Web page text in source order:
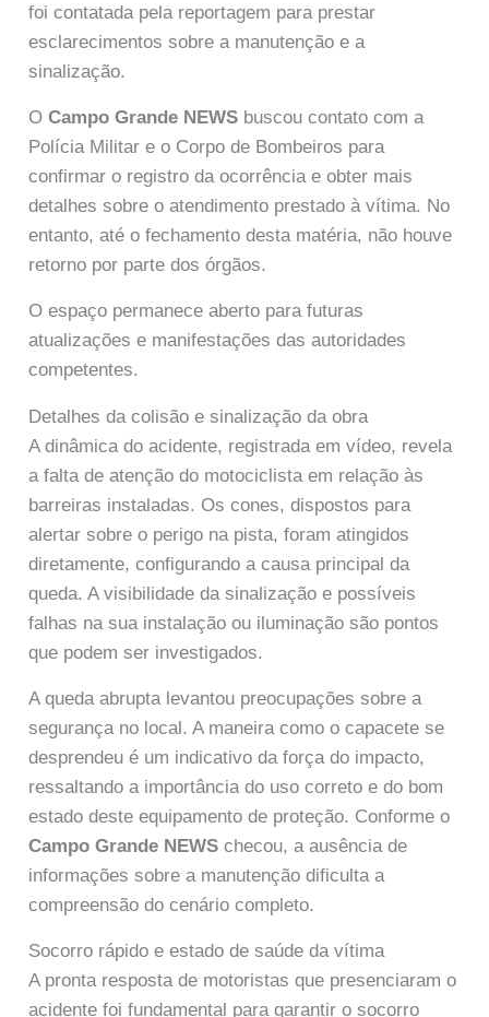
foi contatada pela reportagem para prestar
esclarecimentos sobre a manutenção e a
sinalização.
OCampo Grande NEWS buscou contato com a
Polícia Militar e o Corpo de Bombeiros para
confirmar o registro da ocorrência e obter mais
detalhes sobre o atendimento prestado à vítima. No
entanto, até o fechamento desta matéria, não houve
retorno por parte dos órgãos.
O espaço permanece aberto para futuras
atualizações e manifestações das autoridades
competentes.
Detalhes da colisão e sinalização da obra
A dinâmica do acidente, registrada em vídeo, revela
a falta de atenção do motociclista em relação às
barreiras instaladas. Os cones, dispostos para
alertar sobre o perigo na pista, foram atingidos
diretamente, configurando a causa principal da
queda. A visibilidade da sinalização e possíveis
falhas na sua instalação ou iluminação são pontos
que podem ser investigados.
A queda abrupta levantou preocupações sobre a
segurança no local. A maneira como o capacete se
desprendeu é um indicativo da força do impacto,
ressaltando a importância do uso correto e do bom
estado deste equipamento de proteção. Conforme o
Campo Grande NEWS checou, a ausência de
informações sobre a manutenção dificulta a
compreensão do cenário completo.
Socorro rápido e estado de saúde da vítima
A pronta resposta de motoristas que presenciaram o
acidente foi fundamental para garantir o socorro